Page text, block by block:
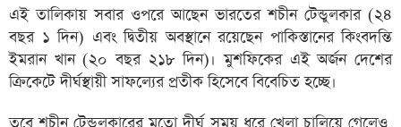
এই তালিকায় সবার ওপরে আছেন ভারতের শচীন টেন্ডুলকার (২৪
বছর ১ দিন) এবং দ্বিতীয় অবস্থানে রয়েছেন পাকিস্তানের কিংবদন্তি
ইমরান খান (২০ বছর ২১৮ দিন)। মুশফিকের এই অর্জন দেশের
ক্রিকেটে দীর্ঘস্থায়ী সাফল্যের প্রতীক হিসেবে বিবেচিত হচ্ছে।